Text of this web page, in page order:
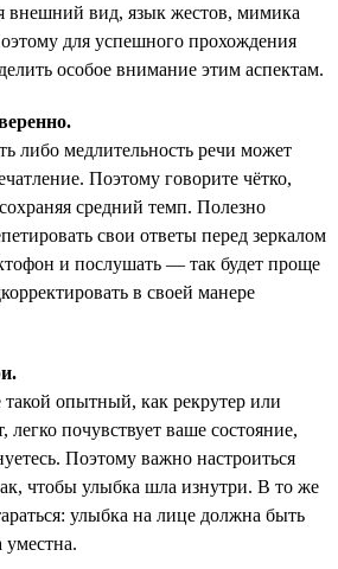
внешний вид, язык жестов, мимика
для успешного прохождения
особое внимание этим аспектам.
либо медлительность речи может
Поэтому говорите чётко,
средний темп. Полезно
свои ответы перед зеркалом
и послушать — так будет проще
в своей манере
опытный, как рекрутер или
легко почувствует ваше состояние,
Поэтому важно настроиться
чтобы улыбка шла изнутри. В то же
улыбка на лице должна быть
уместна.